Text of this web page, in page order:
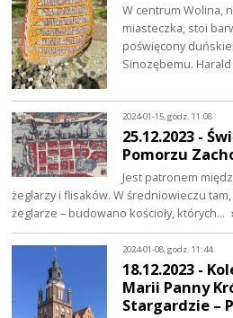
W centrum Wolina,
miasteczka, stoi
poświęcony
Sinozębemu. Harald
2024-01-15, godz. 11:08
25.12.2023 -
Pomorzu
Jest patronem
żeglarzy i flisaków. W średniowieczu
żeglarze – budowano kościoły, których…
2024-01-08, godz. 11:44
18.12.2023 -
Marii Panny
Stargardzie –